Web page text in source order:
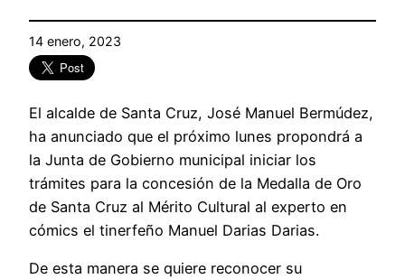
14 enero, 2023
El alcalde de Santa Cruz, José Manuel Bermúdez,
ha anunciado que el próximo lunes propondrá a
la Junta de Gobierno municipal iniciar los
trámites para la concesión de la Medalla de Oro
de Santa Cruz al Mérito Cultural al experto en
cómics el tinerfeño Manuel Darias Darias.
De esta manera se quiere reconocer su